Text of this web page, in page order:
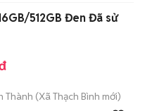
512GB Đen Đã sử
Thành (Xã Thạch Bình mới)